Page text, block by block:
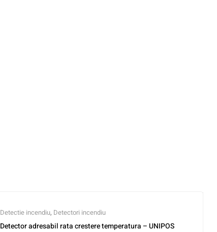
Detectie incendiu, Detectori incendiu
Detector adresabil rata crestere temperatura – UNIPOS